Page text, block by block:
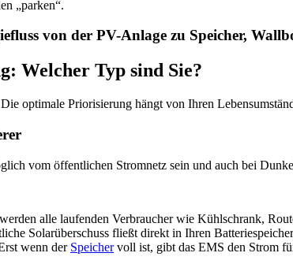
„parken“.
von der PV-Anlage zu Speicher,
Welcher Typ sind Sie?
optimale Priorisierung hängt von Ihren
vom öffentlichen Stromnetz sein und auch bei
alle laufenden Verbraucher wie Kühlschrank,
Solarüberschuss fließt direkt in Ihren
wenn der Speichervoll ist, gibt das EMS den Strom